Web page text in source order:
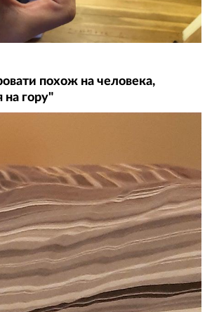
похож на человека,
на гору"